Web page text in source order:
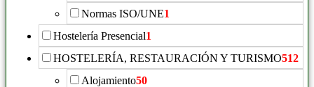
Normas ISO/UNE1
Hostelería Presencial1
HOSTELERÍA, RESTAURACIÓN Y TURISMO512
Alojamiento50